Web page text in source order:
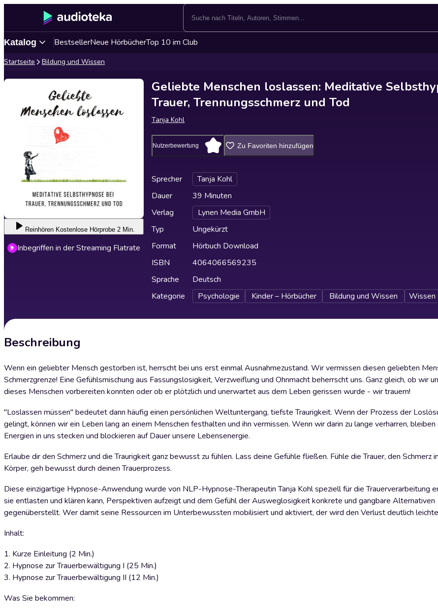
Katalog BestsellerNeue HörbücherTop 10 im Club
Startseite Bildung und Wissen
Reinhören Kostenlose Hörprobe 2 Min.
Inbegriffen in der Streaming Flatrate
Geliebte Menschen loslassen: Meditative
Trauer, Trennungsschmerz und Tod
Tanja Kohl
Nutzerbewertung Zu Favoriten hinzufügen
Sprecher
Tanja Kohl
Dauer
39 Minuten
Verlag
Lynen Media GmbH
Typ
Ungekürzt
Format
Hörbuch Download
ISBN
4064066569235
Sprache
Deutsch
Kategorie
Psychologie Kinder – Hörbücher Bildung und Wissen Wissen
Beschreibung
Wenn ein geliebter Mensch gestorben ist, herrscht bei uns erst einmal Ausnahmezustand. Wir vermissen diesen geliebten
Schmerzgrenze! Eine Gefühlsmischung aus Fassungslosigkeit, Verzweiflung und Ohnmacht beherrscht uns. Ganz gleich, ob wir
dieses Menschen vorbereiten konnten oder ob er plötzlich und unerwartet aus dem Leben gerissen wurde - wir trauern!
"Loslassen müssen" bedeutet dann häufig einen persönlichen Weltuntergang, tiefste Traurigkeit. Wenn der Prozess der
gelingt, können wir ein Leben lang an einem Menschen festhalten und ihn vermissen. Wenn wir darin zu lange verharren,
Energien in uns stecken und blockieren auf Dauer unsere Lebensenergie.
Erlaube dir den Schmerz und die Traurigkeit ganz bewusst zu fühlen. Lass deine Gefühle fließen. Fühle die Trauer, den Schmerz
Körper, geh bewusst durch deinen Trauerprozess.
Diese einzigartige Hypnose-Anwendung wurde von NLP-Hypnose-Therapeutin Tanja Kohl speziell für die Trauerverarbeitung
sie entlasten und klären kann, Perspektiven aufzeigt und dem Gefühl der Ausweglosigkeit konkrete und gangbare Alternativen
gegenüberstellt. Wer damit seine Ressourcen im Unterbewussten mobilisiert und aktiviert, der wird den Verlust deutlich
Inhalt:
1. Kurze Einleitung (2 Min.)
2. Hypnose zur Trauerbewältigung I (25 Min.)
3. Hypnose zur Trauerbewältigung II (12 Min.)
Was Sie bekommen: